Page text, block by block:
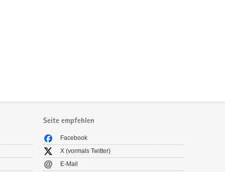
Seite empfehlen
Facebook
X (vormals Twitter)
E-Mail